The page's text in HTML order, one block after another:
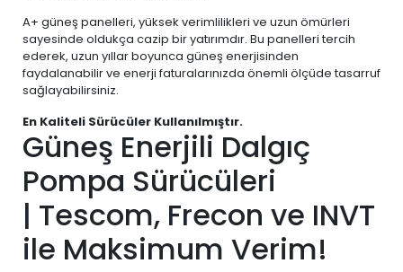
A+ güneş panelleri, yüksek verimlilikleri ve uzun ömürleri
sayesinde oldukça cazip bir yatırımdır. Bu panelleri tercih
ederek, uzun yıllar boyunca güneş enerjisinden
faydalanabilir ve enerji faturalarınızda önemli ölçüde tasarruf
sağlayabilirsiniz.
En Kaliteli Sürücüler Kullanılmıştır.
Güneş Enerjili Dalgıç
Pompa Sürücüleri
| Tescom, Frecon ve INVT
ile Maksimum Verim!